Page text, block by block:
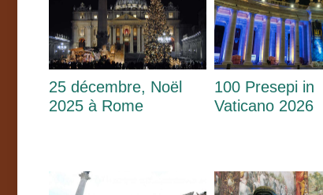
25 décembre, Noël
2025 à Rome
100 Presepi in
Vaticano 2026